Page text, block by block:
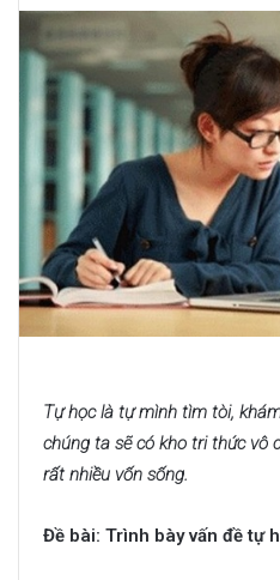
Tự học là tự mình tìm tòi,
chúng ta sẽ có kho tri thức vô
rất nhiều vốn sống.
Đề bài: Trình bày vấn đề tự